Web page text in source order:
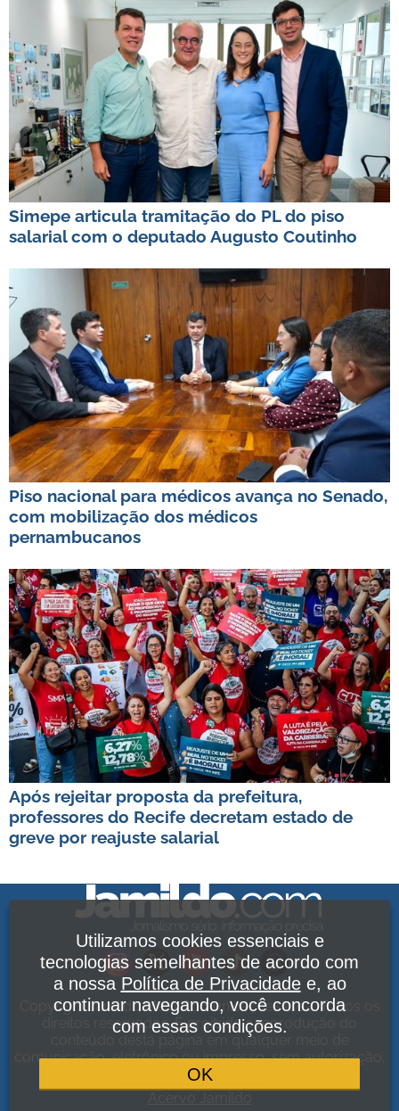
Simepe articula tramitação do PL do piso
salarial com o deputado Augusto Coutinho
Piso nacional para médicos avança no Senado,
com mobilização dos médicos
pernambucanos
Após rejeitar proposta da prefeitura,
professores do Recife decretam estado de
greve por reajuste salarial
Copyright Jamildo Melo Comunicações Ltda. Todos os
direitos reservados. É proibida a reprodução do
conteúdo desta página em qualquer meio de
comunicação, eletrônico ou impresso, sem autorização.
Política de Privacidade
Utilizamos cookies essenciais e
tecnologias semelhantes de acordo com
a nossa Política de Privacidadee, ao
continuar navegando, você concorda
com essas condições.
OK